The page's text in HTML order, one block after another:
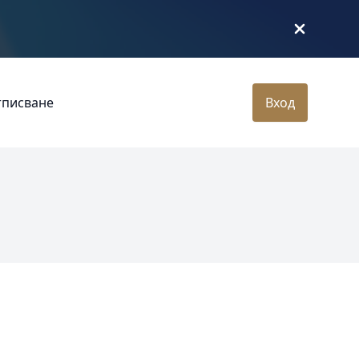
Вход